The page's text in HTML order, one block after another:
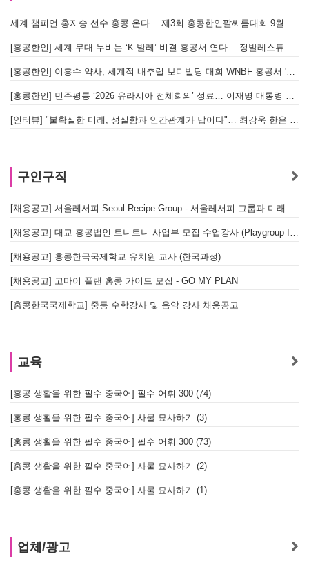
구인구직
[채용공고] 홍콩한국국제학교 유치원 교사 (한국과정)
[채용공고] 고마이 플랜 홍콩 가이드 모집 - GO MY PLAN
[홍콩한국국제학교] 중등 수학강사 및 음악 강사 채용공고
교육
[홍콩 생활을 위한 필수 중국어] 필수 어휘 300 (74)
[홍콩 생활을 위한 필수 중국어] 사물 묘사하기 (3)
[홍콩 생활을 위한 필수 중국어] 필수 어휘 300 (73)
[홍콩 생활을 위한 필수 중국어] 사물 묘사하기 (2)
[홍콩 생활을 위한 필수 중국어] 사물 묘사하기 (1)
업체/광고